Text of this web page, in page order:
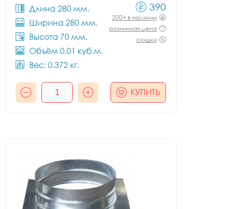
Длина 280 мм.
Ширина 280 мм.
Высота 70 мм.
Объём 0.01 куб.м.
Вес: 0.372 кг.
390
200+ в наличии
розничная цена
скидки
КУПИТЬ